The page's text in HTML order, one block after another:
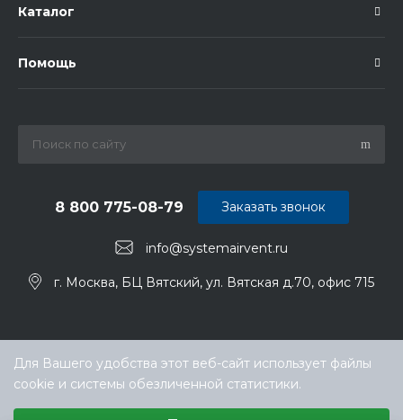
Каталог
Помощь
info@systemairvent.ru
8 800 775-08-79
г. Москва, БЦ Вятский, ул. Вятская д.70, офис 715
Заказать звонок
Для Вашего удобства этот веб-сайт использует файлы
cookie и системы обезличенной статистики.